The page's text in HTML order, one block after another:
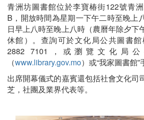
青洲坊圖書館位於李寶椿街122號青
B，開放時間為星期一下午二時至晚上
日早上八時至晚上八時（農曆年除夕下
休館）。查詢可於文化局公共圖書
2882 7101，或瀏覽文化局
（www.library.gov.mo）或“我家圖書館”
出席開幕儀式的嘉賓還包括社會文化司
芝，社團及業界代表等。